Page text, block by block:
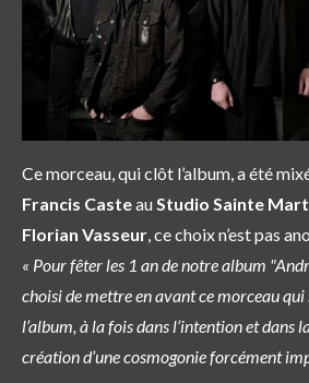
Ce morceau, qui clôt l’album, a été
Francis CasteauStudio Sainte
Florian Vasseur, ce choix n’est pas
« Pour fêter les 1 an de notre album
choisi de mettre en avant ce morceau
l’album, à la fois dans l’intention et dans
création d’une cosmogonie forcément